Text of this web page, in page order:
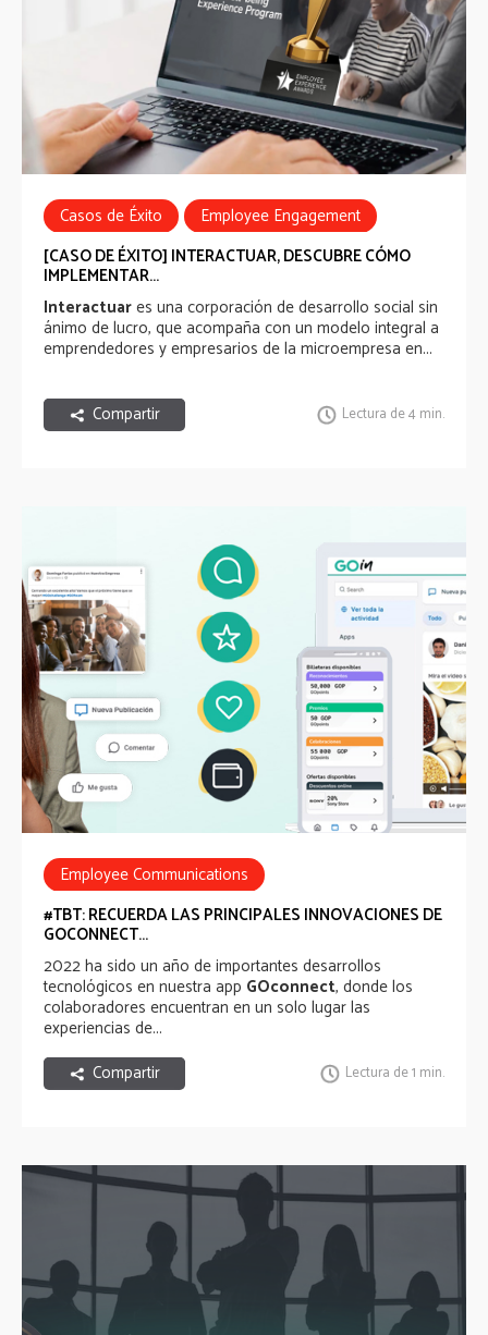
Casos de Éxito
Employee Engagement
Employee Experience
HR Tech
well-being experience
[CASO DE ÉXITO] INTERACTUAR, DESCUBRE CÓMO
IMPLEMENTAR...
Interactuares una corporación de desarrollo social sin
ánimo de lucro, que acompaña con un modelo integral a
emprendedores y empresarios de la microempresa en...
Compartir Lectura de 4 min.
Employee Communications
Employee Recognition
HR Tech
well-being experience
#TBT: RECUERDA LAS PRINCIPALES INNOVACIONES DE
GOCONNECT...
2022 ha sido un año de importantes desarrollos
tecnológicos en nuestra app GOconnect, donde los
colaboradores encuentran en un solo lugar las
experiencias de...
Compartir
Lectura de 1 min.